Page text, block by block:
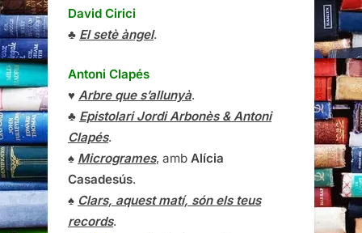
David Cirici
♣ El setè àngel.
Antoni Clapés
♥ Arbre que s’allunyà.
♣ Epistolari Jordi Arbonès & Antoni
Clapés.
♠ Microgrames, amb Alícia
Casadesús.
♠ Clars, aquest matí, són els teus
records.